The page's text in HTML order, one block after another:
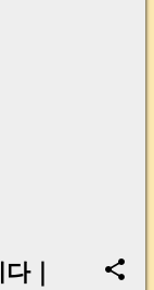
｜